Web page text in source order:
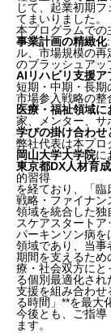
じて、起業初期
てまいりました。
本プログラムでの
事業計画の精緻化
ル、市場規模の
のブラッシュアッ
AIリハビリ支援
短期・中期・長期
市場参入戦略の整
医療・福祉領域
家、メンター、サ
学びの掛け合わせ
弊社代表は本プロ
岡山大学大学院に
東京都DX人材育
的習得
を経ており、「
戦略・ファイナン
領域を統合した独
スケアスタートア
パーキンソン病を
領域であり、当
期間を支えるため
療・社会双方にと
る個別最適化さ
支援を組み合わせ
る時間」**を最大
今後とも、ご指導
ます。